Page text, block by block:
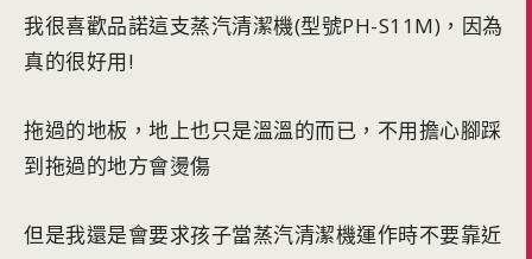
我很喜歡品諾這支蒸汽清潔機(型號PH-S11M)，因為
真的很好用!
拖過的地板，地上也只是溫溫的而已，不用擔心腳踩
到拖過的地方會燙傷
但是我還是會要求孩子當蒸汽清潔機運作時不要靠近